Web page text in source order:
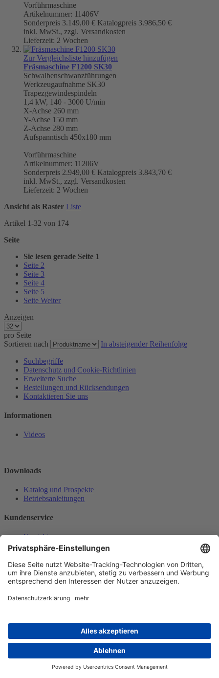
Vorführmaschine
Artikelnummer: 11406V
Sonderpreis 3.149,00 € Katalogpreis 3.986,50 €
inkl. MwSt., zzgl. Versandkosten
Lieferzeit: 2 Wochen
Zur Vergleichsliste hinzufügen
Fräsmaschine F1200 SK30
Schwalbenschwanzführungen
Werkzeugaufnahme SK30
Trapezgewindespindeln
1,4 kW, 140 - 3000 U/min
X-Achse 260 mm
Y-Achse 150 mm
Z-Achse 280 mm
Aufspanntisch 450x180 mm
Vorführmaschine
Artikelnummer: 11206V
Sonderpreis 2.949,00 € Katalogpreis 3.843,70 €
inkl. MwSt., zzgl. Versandkosten
Lieferzeit: 2 Wochen
Ansicht als Raster Liste
Artikel 1-32 von 174
Seite
Sie lesen gerade Seite 1
Seite 2
Seite 3
Seite 4
Seite 5
Seite Weiter
Anzeigen
pro Seite
Sortieren nach
In absteigender Reihenfolge
Suchbegriffe
Datenschutz und Cookie-Richtlinien
Erweiterte Suche
Bestellungen und Rücksendungen
Kontaktieren Sie uns
Informationen
Videos
Downloads
Katalog und Prospekte
Betriebsanleitungen
Kundenservice
Kontakt
Lieferung
Zahlung
Umtausch / Retoure
AGB / Widerrufsbelehrung
Onlinesupport
Impressum
Mein konto
Anmelden